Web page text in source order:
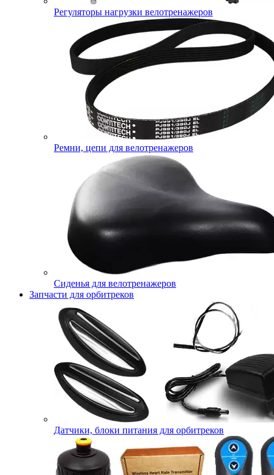
Регуляторы нагрузки велотренажеров
Ремни, цепи для велотренажеров
Сиденья для велотренажеров
Запчасти для орбитреков
Датчики, блоки питания для орбитреков